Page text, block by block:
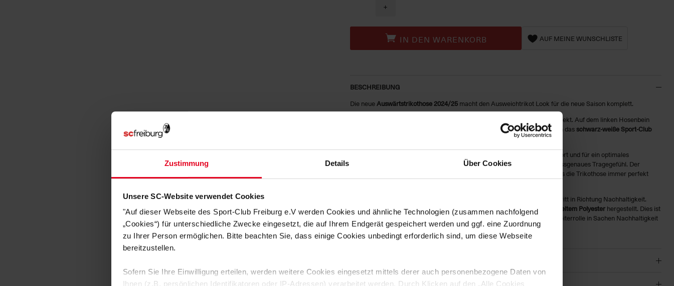
Zustimmung Details Über Cookies
Unsere SC-Website verwendet Cookies
"Auf dieser Webseite des Sport-Club Freiburg e.V werden Cookies und ähnliche Technologien (zusammen nachfolgend
„Cookies“) für unterschiedliche Zwecke eingesetzt, die auf Ihrem Endgerät gespeichert werden und ggf. eine Zuordnung
zu Ihrer Person ermöglichen. Bitte beachten Sie, dass einige Cookies unbedingt erforderlich sind, um diese Webseite
bereitzustellen.
Sofern Sie Ihre Einwilligung erteilen, werden weitere Cookies eingesetzt mittels derer auch personenbezogene Daten von
Ihnen (z.B. persönlichen Identifikatoren oder IP-Adressen) verarbeitet werden. Durch Klicken auf den „Alle Cookies
+
IN DEN WARENKORB AUF MEINE WUNSCHLISTE
BESCHREIBUNG
Die neueAuswärtstrikothose 2024/25macht den Ausweichtrikot Look für die neue Saison komplett.
Die schlicht gehaltene Hose in Weiß ergänzt das weiße Ausweichtrikot perfekt. Auf dem linken Hosenbein
, auf dem rechten Bein das schwarz-weiße Sport-Club
Technologie sorgt für trockenen, ablenkungsfreien Tragekomfort und für ein optimales
Feuchtigkeitsmanagement. Auch der schmale Schnitt gewährleistet ein passgenaues Tragegefühl. Der
elastische Bund und der individuell einstellbare Kordelzug sorgen dafür, dass die Trikothose immer perfekt
Mit den neuen Trikothosen geht der Sport-Club Freiburg den nächsten Schritt in Richtung Nachhaltigkeit.
Denn die neuen Heimtrikothosen für Spieler und Fans sind aus100% recyceltem Polyesterhergestellt. Dies ist
-Initiative von Nike, bei der Fußballkleidung eine Vorreiterrolle in Sachen Nachhaltigkeit
spielt. Mehr dazu unter:nike.com/de/nachhaltigkeit
KUNDENBEWERTUNGEN (2)